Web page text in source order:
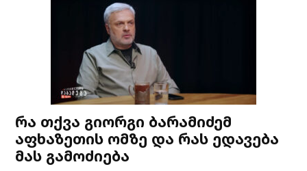
რა თქვა გიორგი ბარამიძემ
აფხაზეთის ომზე და რას ედავება
მას გამოძიება